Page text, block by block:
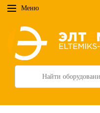
Меню
Search